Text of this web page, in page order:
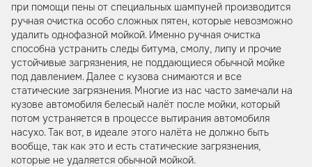
при помощи пены от специальных шампуней производится
ручная очистка особо сложных пятен, которые невозможно
удалить однофазной мойкой. Именно ручная очистка
способна устранить следы битума, смолу, липу и прочие
устойчивые загрязнения, не поддающиеся обычной мойке
под давлением. Далее с кузова снимаются и все
статические загрязнения. Многие из нас часто замечали на
кузове автомобиля белесый налёт после мойки, который
потом устраняется в процессе вытирания автомобиля
насухо. Так вот, в идеале этого налёта не должно быть
вообще, так как это и есть статические загрязнения,
которые не удаляется обычной мойкой.